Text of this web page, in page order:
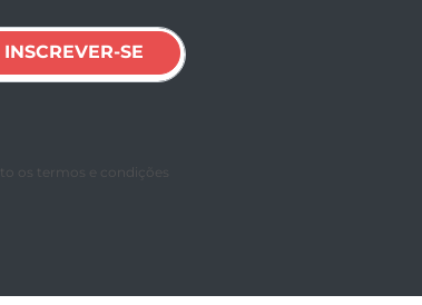
INSCREVER-SE
os termos e condições